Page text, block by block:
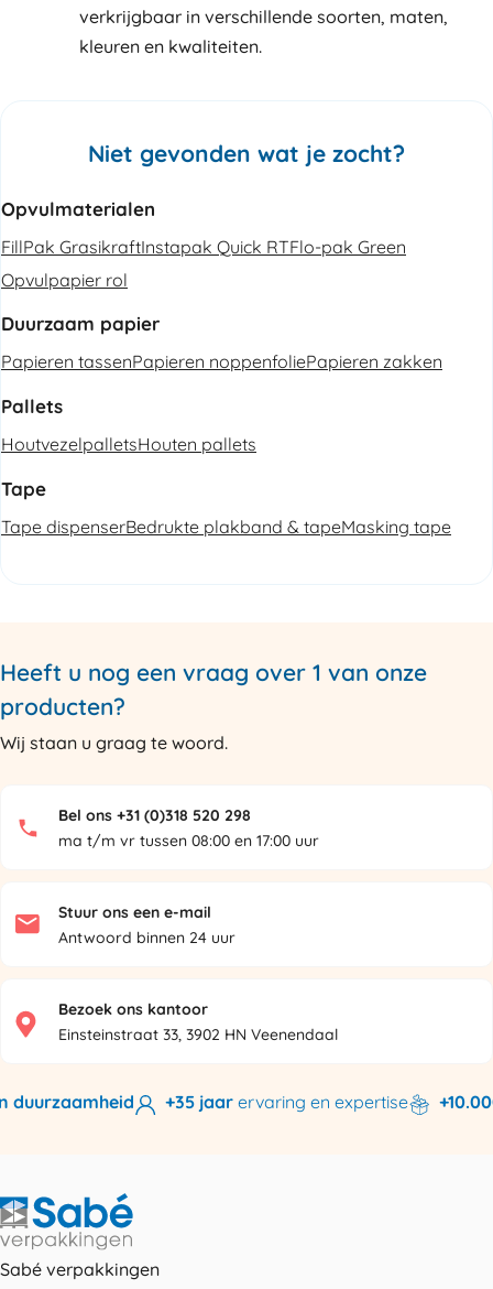
verkrijgbaar in verschillende soorten, maten,
kleuren en kwaliteiten.
Niet gevonden wat je zocht?
Opvulmaterialen
FillPak GrasikraftInstapak Quick RTFlo-pak Green
Opvulpapier rol
Duurzaam papier
Papieren tassenPapieren noppenfoliePapieren zakken
Pallets
HoutvezelpalletsHouten pallets
Tape
Tape dispenserBedrukte plakband & tapeMasking tape
Heeft u nog een vraag over 1 van onze
producten?
Wij staan u graag te woord.
Bel ons +31 (0)318 520 298
ma t/m vr tussen 08:00 en 17:00 uur
Stuur ons een e-mail
Antwoord binnen 24 uur
Bezoek ons kantoor
Einsteinstraat 33, 3902 HN Veenendaal
+35 jaarervaring en expertise
Sabé verpakkingen